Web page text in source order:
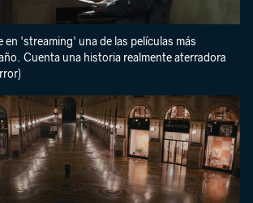
en 'streaming' una de las películas más
Cuenta una historia realmente aterradora